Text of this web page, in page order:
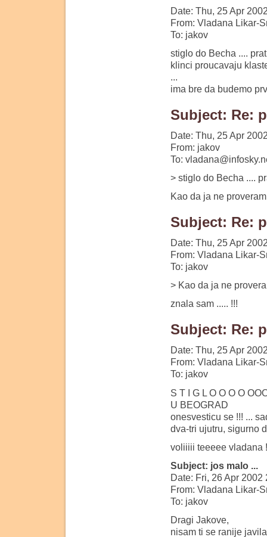
Date: Thu, 25 Apr
From: Vladana Likar-
To: jakov
stiglo do Becha ....
klinci proucavaju
...
ima bre da budemo
Subject: Re:
Date: Thu, 25 Apr
From: jakov
To:
> stiglo do Becha ....
Kao da ja ne
Subject: Re:
Date: Thu, 25 Apr
From: Vladana Likar-
To: jakov
> Kao da ja ne
znala sam ..... !!!
Subject: Re:
Date: Thu, 25 Apr
From: Vladana Likar-
To: jakov
S T I G L O O O O
U BEOGRAD
onesvesticu se !!! ...
dva-tri ujutru, sigurno
voliiiii teeeee vladana
Subject: jos malo ...
Date: Fri, 26 Apr 2002
From: Vladana Likar-
To: jakov
Dragi Jakove,
nisam ti se ranije